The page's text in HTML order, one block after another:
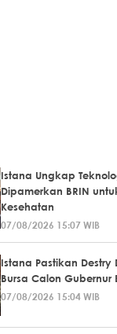
Istana Ungkap
Dipamerkan BRIN
Kesehatan
07/08/2026 15:07 WIB
Istana Pastikan
Bursa Calon Gubernur
07/08/2026 15:04 WIB